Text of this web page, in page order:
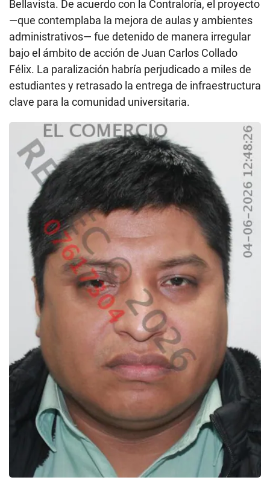
Bellavista. De acuerdo con la Contraloría, el proyecto
—que contemplaba la mejora de aulas y ambientes
administrativos— fue detenido de manera irregular
bajo el ámbito de acción de Juan Carlos Collado
Félix. La paralización habría perjudicado a miles de
estudiantes y retrasado la entrega de infraestructura
clave para la comunidad universitaria.